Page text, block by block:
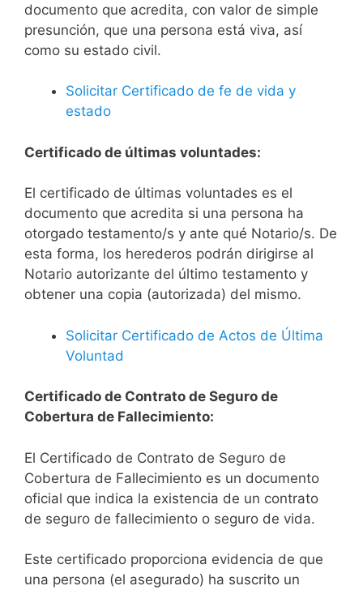
documento que acredita, con valor de simple
presunción, que una persona está viva, así
como su estado civil.
Solicitar Certificado de fe de vida y
estado
Certificado de últimas voluntades:
El certificado de últimas voluntades es el
documento que acredita si una persona ha
otorgado testamento/s y ante qué Notario/s. De
esta forma, los herederos podrán dirigirse al
Notario autorizante del último testamento y
obtener una copia (autorizada) del mismo.
Solicitar Certificado de Actos de Última
Voluntad
Certificado de Contrato de Seguro de
Cobertura de Fallecimiento:
El Certificado de Contrato de Seguro de
Cobertura de Fallecimiento es un documento
oficial que indica la existencia de un contrato
de seguro de fallecimiento o seguro de vida.
Este certificado proporciona evidencia de que
una persona (el asegurado) ha suscrito un